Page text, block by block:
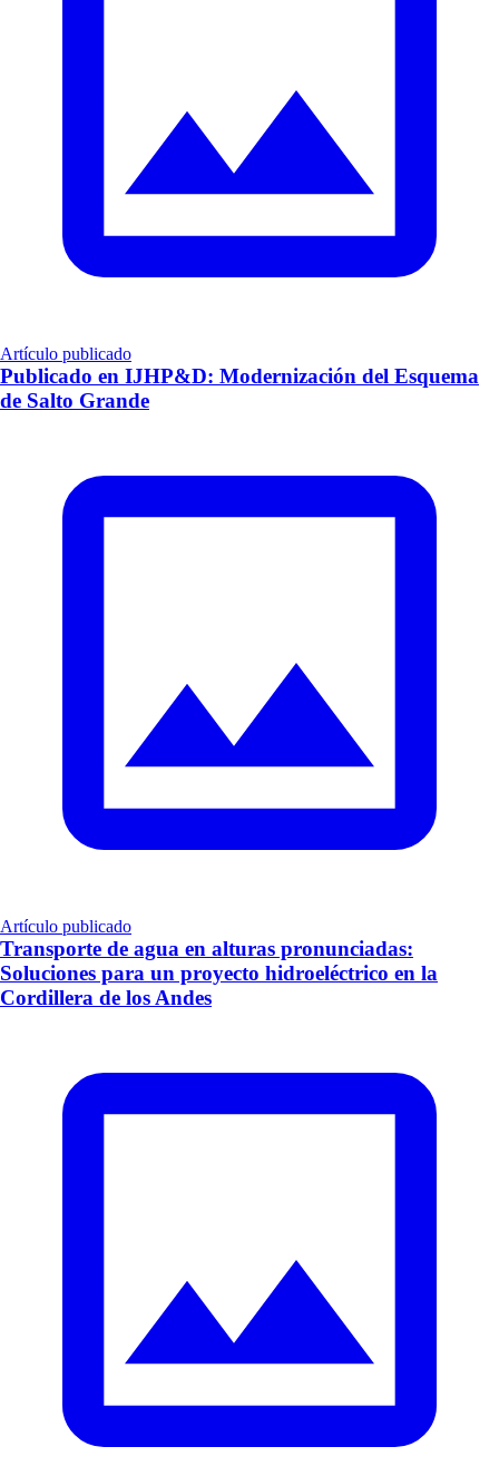
Artículo publicado
Publicado en IJHP&D: Modernización del Esquema
de Salto Grande
Artículo publicado
Transporte de agua en alturas pronunciadas:
Soluciones para un proyecto hidroeléctrico en la
Cordillera de los Andes